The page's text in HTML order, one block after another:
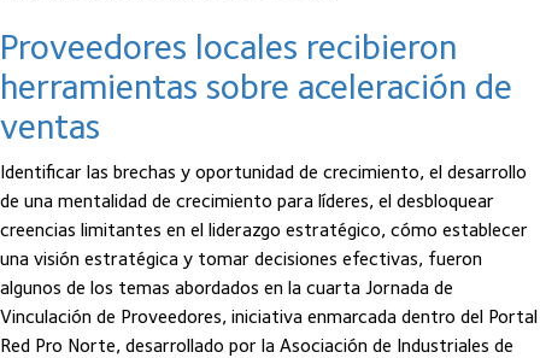
Proveedores locales recibieron
herramientas sobre aceleración de
ventas
Identificar las brechas y oportunidad de crecimiento, el desarrollo
de una mentalidad de crecimiento para líderes, el desbloquear
creencias limitantes en el liderazgo estratégico, cómo establecer
una visión estratégica y tomar decisiones efectivas, fueron
algunos de los temas abordados en la cuarta Jornada de
Vinculación de Proveedores, iniciativa enmarcada dentro del Portal
Red Pro Norte, desarrollado por la Asociación de Industriales de